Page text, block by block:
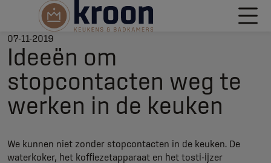
07-11-2019
Ideeën om
stopcontacten weg te
werken in de keuken
We kunnen niet zonder stopcontacten in de keuken. De
waterkoker, het koffiezetapparaat en het tosti-ijzer